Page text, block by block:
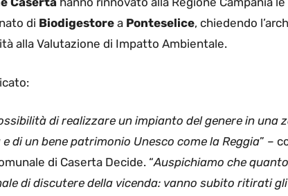
di Biodigestore a Ponteselice, chiedendo
alla Valutazione di Impatto Ambientale.
di realizzare un impianto del genere in una
di un bene patrimonio Unesco come la Reggia” –
di Caserta Decide. “Auspichiamo che
di discutere della vicenda: vanno subito ritirati